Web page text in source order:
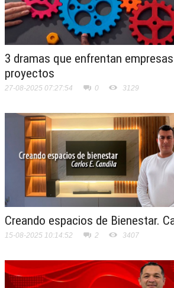
3 dramas que enfrentan
proyectos
27-08-2025 07:27:54 0 3129
Creando espacios de Bienestar.
15-08-2025 10:14:52 2 3407